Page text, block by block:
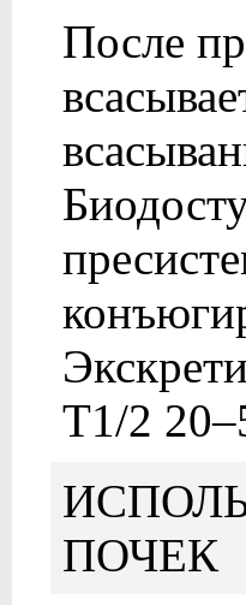
После
T1/2
ПОЧЕК